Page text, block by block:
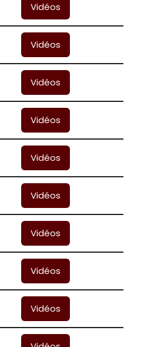
Vidéos
Vidéos
Vidéos
Vidéos
Vidéos
Vidéos
Vidéos
Vidéos
Vidéos